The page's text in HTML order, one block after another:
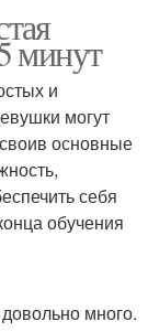
минут
и
могут
основные
себя
обучения
много.